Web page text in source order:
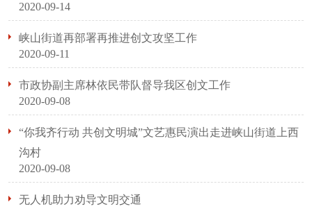
2020-09-14
峡山街道再部署再推进创文攻坚工作
2020-09-11
市政协副主席林依民带队督导我区创文工作
2020-09-08
“你我齐行动 共创文明城”文艺惠民演出走进峡山街道上西
沟村
2020-09-08
无人机助力劝导文明交通